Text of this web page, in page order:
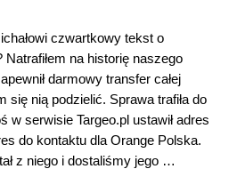
czwartkowy tekst o
na historię naszego
darmowy transfer całej
nią podzielić. Sprawa trafiła do
w serwisie Targeo.pl ustawił adres
do kontaktu dla Orange Polska.
z niego i dostaliśmy jego …